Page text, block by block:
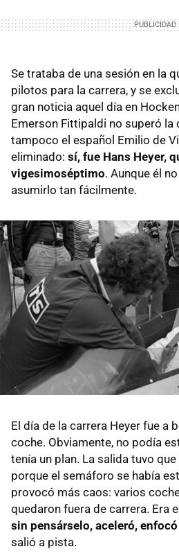
Se trataba de una sesión en la
pilotos para la carrera, y se
gran noticia aquel día en
Emerson Fittipaldi no superó la
tampoco el español Emilio de
eliminado: sí, fue Hans Heyer,
vigesimoséptimo. Aunque él
asumirlo tan fácilmente.
El día de la carrera Heyer fue a
coche. Obviamente, no podía
tenía un plan. La salida tuvo
porque el semáforo se había
provocó más caos: varios
quedaron fuera de carrera. Era
sin pensárselo, aceleró,
salió a pista.